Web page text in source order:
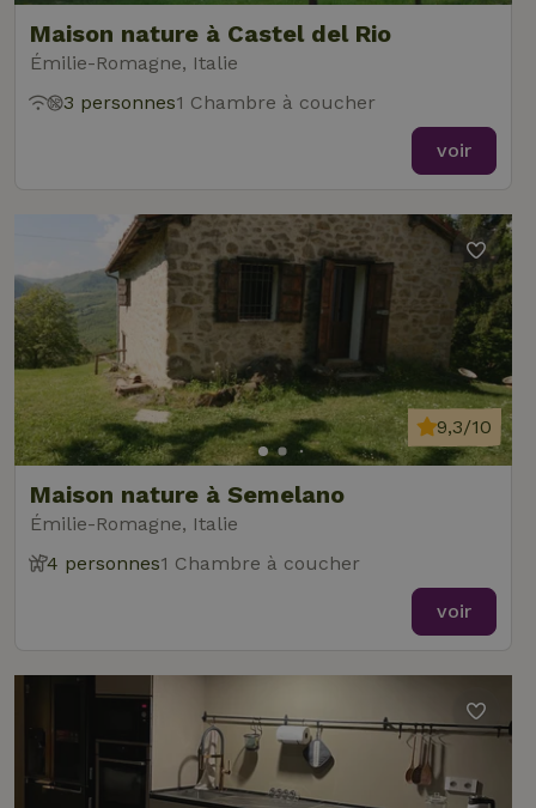
Maison nature à Castel del Rio
Émilie-Romagne, Italie
3 personnes1 Chambre à coucher
voir
Maison nature à Semelano
Émilie-Romagne, Italie
9,3/10
4 personnes1 Chambre à coucher
voir